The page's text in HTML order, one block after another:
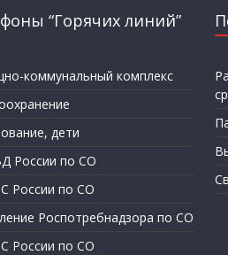
“Горячих линий”
коммунальный комплекс
дети
России по СО
России по СО
Роспотребнадзора по СО
России по СО